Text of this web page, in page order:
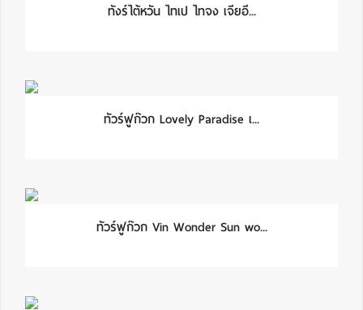
ทังร์ไต้หวัน ไทเป ไทจง เจียอี...
ทัวร์ฟูก๊วก Lovely Paradise เ...
ทัวร์ฟูก๊วก Vin Wonder Sun wo...